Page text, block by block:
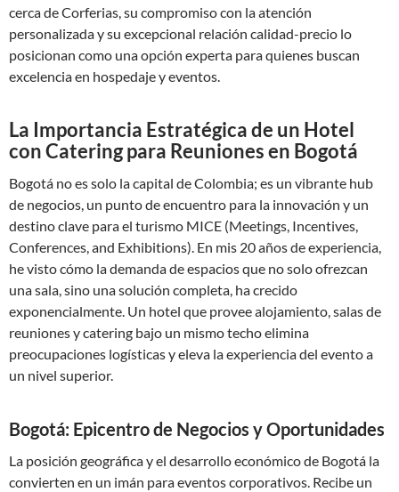
cerca de Corferias, su compromiso con la atención
personalizada y su excepcional relación calidad-precio lo
posicionan como una opción experta para quienes buscan
excelencia en hospedaje y eventos.
La Importancia Estratégica de un Hotel
con Catering para Reuniones en Bogotá
Bogotá no es solo la capital de Colombia; es un vibrante hub
de negocios, un punto de encuentro para la innovación y un
destino clave para el turismo MICE (Meetings, Incentives,
Conferences, and Exhibitions). En mis 20 años de experiencia,
he visto cómo la demanda de espacios que no solo ofrezcan
una sala, sino una solución completa, ha crecido
exponencialmente. Un hotel que provee alojamiento, salas de
reuniones y catering bajo un mismo techo elimina
preocupaciones logísticas y eleva la experiencia del evento a
un nivel superior.
Bogotá: Epicentro de Negocios y Oportunidades
La posición geográfica y el desarrollo económico de Bogotá la
convierten en un imán para eventos corporativos. Recibe un